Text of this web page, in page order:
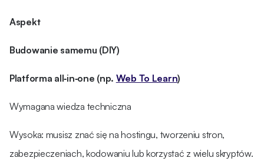
Aspekt
Budowanie samemu (DIY)
Platforma all‑in‑one (np. Web To Learn)
Wymagana wiedza techniczna
Wysoka: musisz znać się na hostingu, tworzeniu stron,
zabezpieczeniach, kodowaniu lub korzystać z wielu skryptów.